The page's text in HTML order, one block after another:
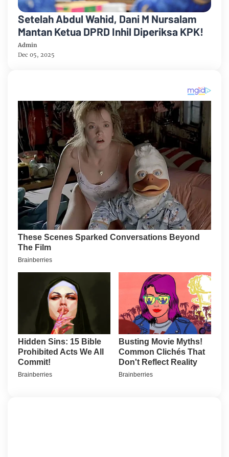
Setelah Abdul Wahid, Dani M Nursalam
Mantan Ketua DPRD Inhil Diperiksa KPK!
Admin
Dec 05, 2025